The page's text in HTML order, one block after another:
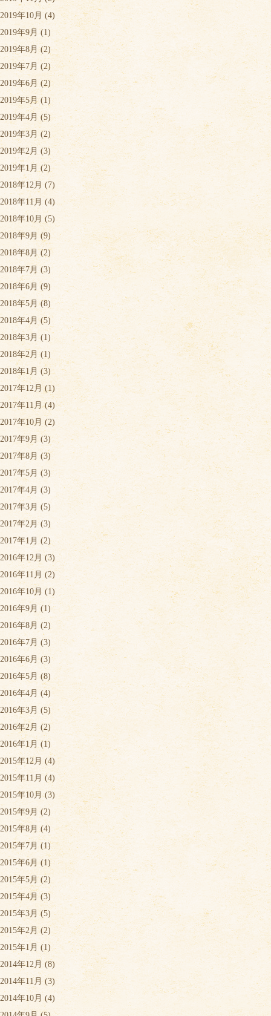
2019年10月 (4)
2019年9月 (1)
2019年8月 (2)
2019年7月 (2)
2019年6月 (2)
2019年5月(1)
2019年4月 (5)
2019年3月(2)
2019年2月 (3)
2019年1月 (2)
2018年12月 (7)
2018年11月 (4)
2018年10月 (5)
2018年9月 (9)
2018年8月(2)
2018年7月 (3)
2018年6月 (9)
2018年5月(8)
2018年4月 (5)
2018年3月 (1)
2018年2月 (1)
2018年1月 (3)
2017年12月(1)
2017年11月(4)
2017年10月 (2)
2017年9月(3)
2017年8月 (3)
2017年5月 (3)
2017年4月 (3)
2017年3月 (5)
2017年2月(3)
2017年1月 (2)
2016年12月(3)
2016年11月 (2)
2016年10月 (1)
2016年9月 (1)
2016年8月 (2)
2016年7月 (3)
2016年6月 (3)
2016年5月 (8)
2016年4月 (4)
2016年3月 (5)
2016年2月 (2)
2016年1月 (1)
2015年12月 (4)
2015年11月 (4)
2015年10月(3)
2015年9月 (2)
2015年8月 (4)
2015年7月 (1)
2015年6月 (1)
2015年5月(2)
2015年4月 (3)
2015年3月 (5)
2015年2月(2)
2015年1月 (1)
2014年12月(8)
2014年11月(3)
2014年10月 (4)